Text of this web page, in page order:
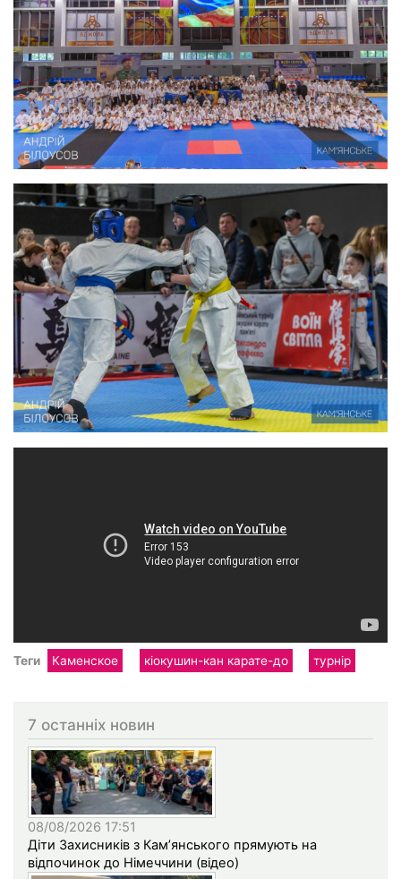
Теги Каменское кіокушин-кан карате-до турнір
7 останніх новин
08/08/2026 17:51
Діти Захисників з Кам’янського прямують на
відпочинок до Німеччини (відео)